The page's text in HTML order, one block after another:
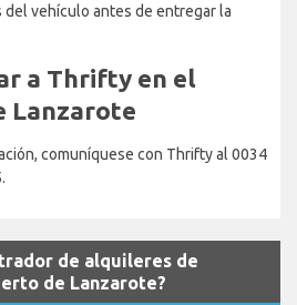
vehículo antes de entregar la
a Thrifty en el
Lanzarote
comuníquese con Thrifty al 0034
de alquileres de
de Lanzarote?